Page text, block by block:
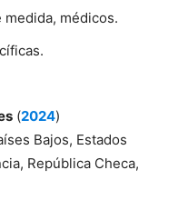
médicos.
(2024)
Bajos, Estados
República Checa,